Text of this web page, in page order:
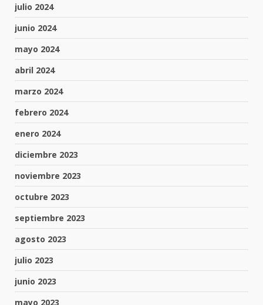
julio 2024
junio 2024
mayo 2024
abril 2024
marzo 2024
febrero 2024
enero 2024
diciembre 2023
noviembre 2023
octubre 2023
septiembre 2023
agosto 2023
julio 2023
junio 2023
mayo 2023